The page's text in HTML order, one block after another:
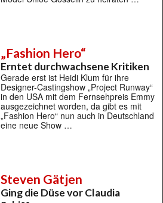
„Fashion Hero“
Erntet durchwachsene Kritiken
Gerade erst ist Heidi Klum für ihre
Designer-Castingshow „Project Runway“
in den USA mit dem Fernsehpreis Emmy
ausgezeichnet worden, da gibt es mit
„Fashion Hero“ nun auch in Deutschland
eine neue Show …
Steven Gätjen
Ging die Düse vor Claudia